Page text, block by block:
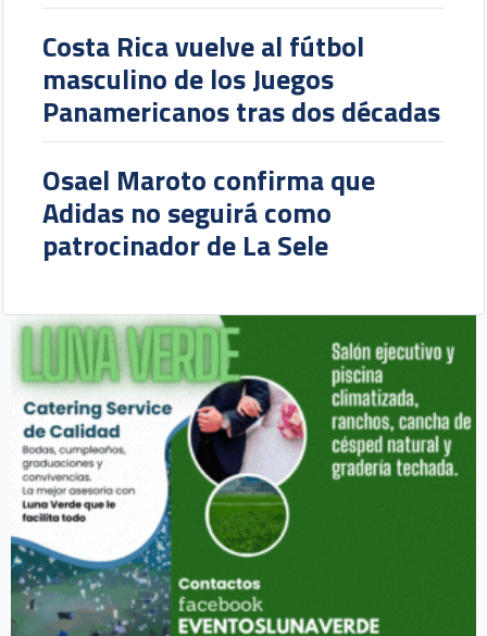
Costa Rica vuelve al fútbol
masculino de los Juegos
Panamericanos tras dos décadas
Osael Maroto confirma que
Adidas no seguirá como
patrocinador de La Sele